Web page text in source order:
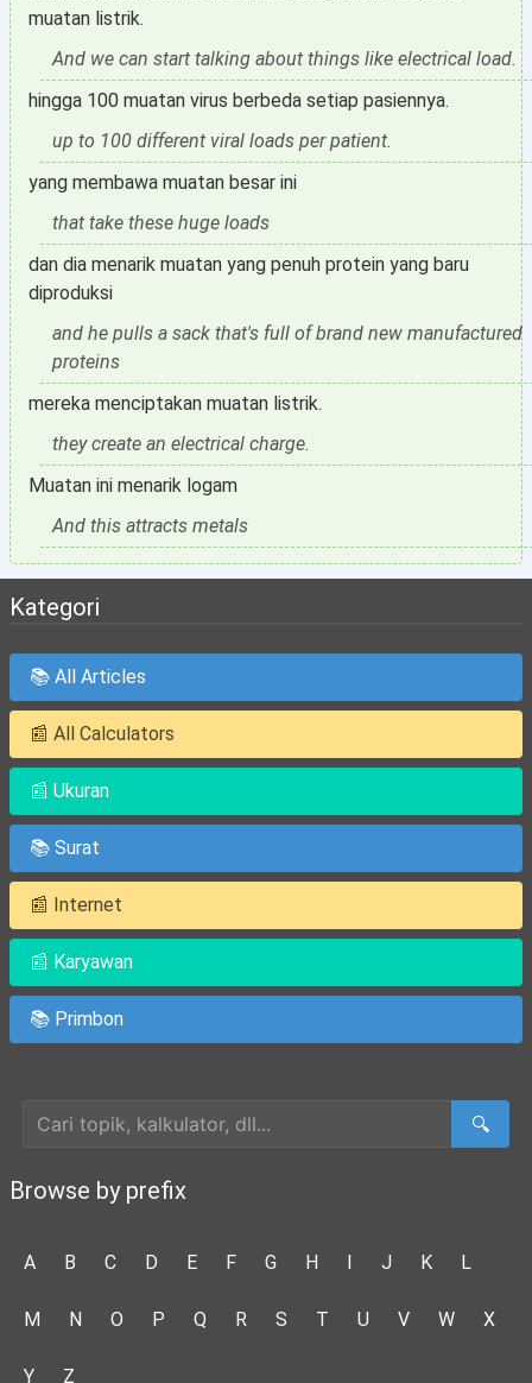
muatan listrik.
And we can start talking about things like electrical load.
hingga 100 muatan virus berbeda setiap pasiennya.
up to 100 different viral loads per patient.
yang membawa muatan besar ini
that take these huge loads
dan dia menarik muatan yang penuh protein yang baru
diproduksi
and he pulls a sack that's full of brand new manufactured
proteins
mereka menciptakan muatan listrik.
they create an electrical charge.
Muatan ini menarik logam
And this attracts metals
Kategori
📚 All Articles
📰 All Calculators
📰 Ukuran
📚 Surat
📰 Internet
📰 Karyawan
📚 Primbon
🔍
Browse by prefix
A B C D E F G H I J K L
M N O P Q R S T U V W X
Y Z